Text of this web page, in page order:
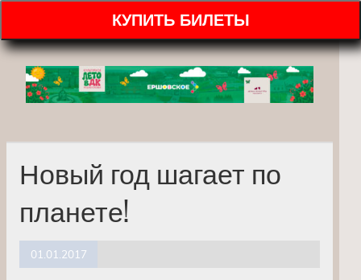
КУПИТЬ БИЛЕТЫ
Новый год шагает по
планете!
01.01.2017